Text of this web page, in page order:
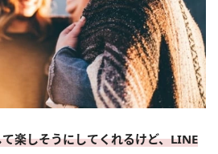
楽しそうにしてくれるけど、LINE